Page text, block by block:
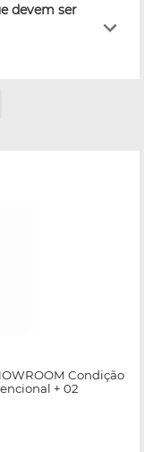
devem ser
Condição
+ 02